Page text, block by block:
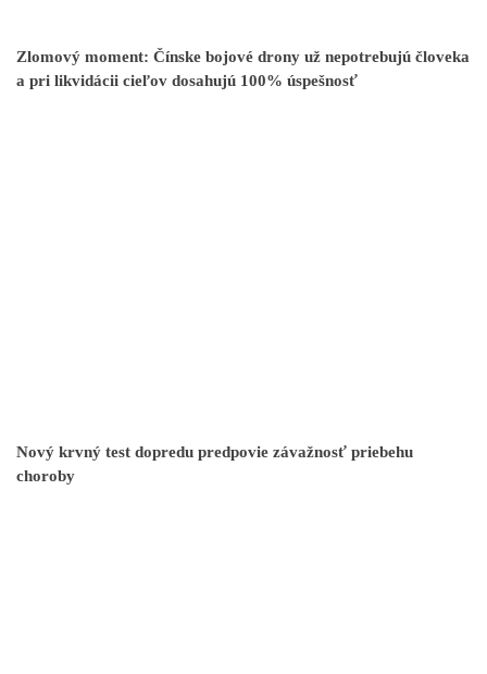
Zlomový moment: Čínske bojové drony už nepotrebujú človeka
a pri likvidácii cieľov dosahujú 100% úspešnosť
Nový krvný test dopredu predpovie závažnosť priebehu
choroby